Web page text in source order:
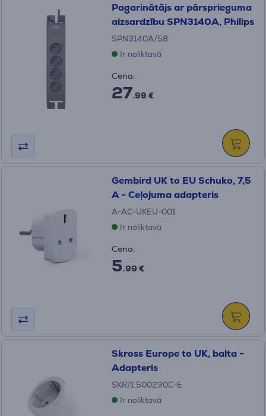
Pagarinātājs ar pārsprieguma
aizsardzību SPN3140A, Philips
SPN3140A/58
Ir noliktavā
Cena:
27.99 €
Gembird UK to EU Schuko, 7,5
A - Ceļojuma adapteris
A-AC-UKEU-001
Ir noliktavā
Cena:
5.99 €
Skross Europe to UK, balta -
Adapteris
SKR/1.500230C-E
Ir noliktavā